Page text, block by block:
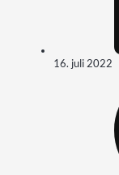
16. juli 2022